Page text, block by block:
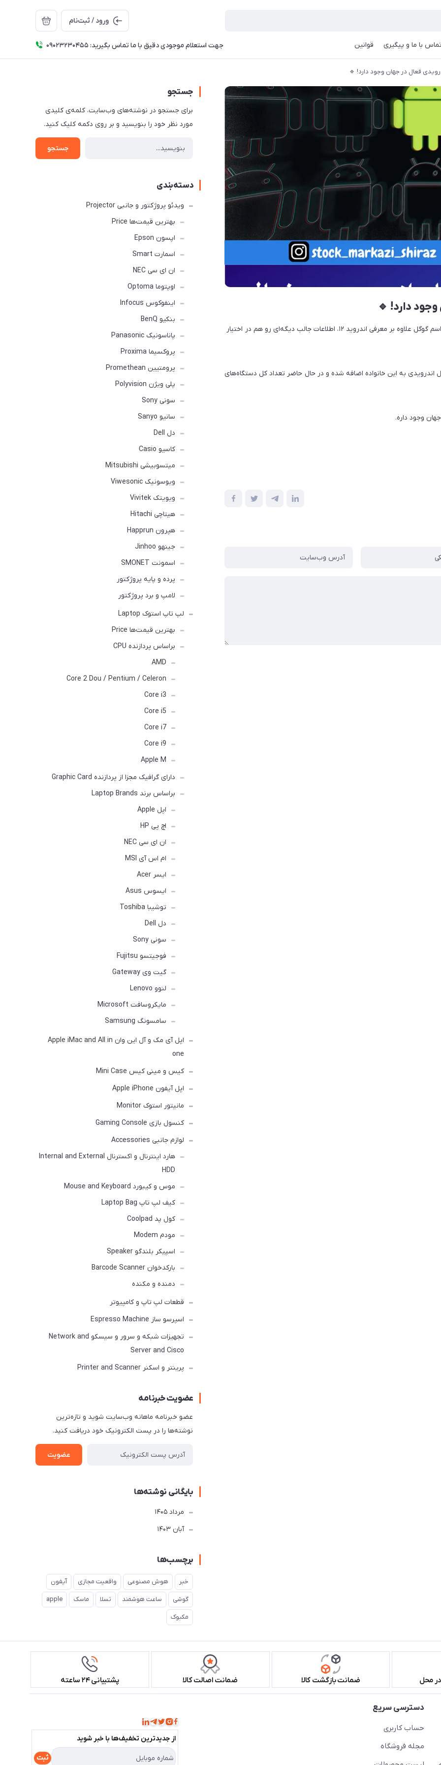
ورود / ثبت‌نام
تماس با ما و پیگیری قوانین جهت استعلام موجودی دقیق با ما تماس بگیرید: 09023230455
همونطور که خبر دارین دیشب کنفرانس I/O برگزار شد. در این مراسم گوگل علاوه بر معرفی اندروید ۱۲، اطلاعات جالب دیگه‌ای رو هم در اختیار
۲۰۱۹ تا الان ۵۰۰ میلیون دستگاه فعال اندرویدی به این خانواده اضافه شده و در حال حاضر تعداد کل دستگاه‌های
جستجو
برای جستجو در نوشته‌های وب‌سایت، کلمه‌ی کلیدی
مورد نظر خود را بنویسید و بر روی دکمه کلیک کنید.
جستجو
دسته‌بندی
ویدئو پروژکتور و جانبی Projector
بهترین قیمت‌ها Price
اپسون Epson
اسمارت Smart
ان ای سی NEC
اوپتوما Optoma
اینفوکوس Infocus
بنکیو BenQ
پاناسونیک Panasonic
پروکسیما Proxima
پرومتیین Promethean
پلی ویژن Polyvision
سونی Sony
سانیو Sanyo
دل Dell
کاسیو Casio
میتسوبیشی Mitsubishi
ویوسونیک Viwesonic
ویویتک Vivitek
هیتاچی Hitachi
هپرون Happrun
جینهو Jinhoo
اسمونت SMONET
پرده و پایه پروژکتور
لامپ و برد پروژکتور
لپ تاپ استوک Laptop
بهترین قیمت‌ها Price
براساس پردازنده CPU
AMD
Core 2 Dou / Pentium / Celeron
Core i3
Core i5
Core i7
Core i9
Apple M
دارای گرافیک مجزا از پردازنده Graphic Card
براساس برند Laptop Brands
اپل Apple
اچ پی HP
ان ای سی NEC
ام اس آی MSI
ایسر Acer
ایسوس Asus
توشیبا Toshiba
دل Dell
سونی Sony
فوجیتسو Fujitsu
گیت وی Gateway
لنوو Lenovo
مایکروسافت Microsoft
سامسونگ Samsung
اپل آی مک و آل این وان Apple iMac and All in
one
کیس و مینی کیس Mini Case
اپل آیفون Apple iPhone
مانیتور استوک Monitor
کنسول بازی Gaming Console
لوازم جانبی Accessories
هارد اینترنال و اکسترنال Internal and External
HDD
موس و کیبورد Mouse and Keyboard
کیف لپ تاپ Laptop Bag
کول پد Coolpad
مودم Modem
اسپیکر بلندگو Speaker
بارکدخوان Barcode Scanner
دمنده و مکنده
قطعات لپ تاپ و کامپیوتر
اسپرسو ساز Espresso Machine
تجهیزات شبکه و سرور و سیسکو Network and
Server and Cisco
پرینتر و اسکنر Printer and Scanner
عضویت خبرنامه
عضو خبرنامه ماهانه وب‌سایت شوید و تازه‌ترین
نوشته‌ها را در پست الکترونیک خود دریافت کنید.
عضویت
بایگانی نوشته‌ها
مرداد 1405
آبان 1403
برچسب‌ها
خبر هوش مصنوعی واقعیت مجازی آیفون
گوشی ساعت هوشمند تسلا ماسک apple
مکبوک
محل ضمانت بازگشت کالا ضمانت اصالت کالا پشتیبانی ۲۴ ساعته
دسترسی سریع
حساب کاربری
مجله فروشگاه
از جدید‌ترین تخفیف‌ها با‌ خبر شوید
ثبت